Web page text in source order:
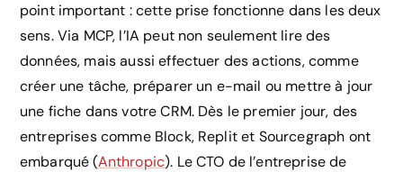
point important : cette prise fonctionne dans les deux
sens. Via MCP, l’IA peut non seulement lire des
données, mais aussi effectuer des actions, comme
créer une tâche, préparer un e-mail ou mettre à jour
une fiche dans votre CRM. Dès le premier jour, des
entreprises comme Block, Replit et Sourcegraph ont
embarqué (Anthropic). Le CTO de l’entreprise de